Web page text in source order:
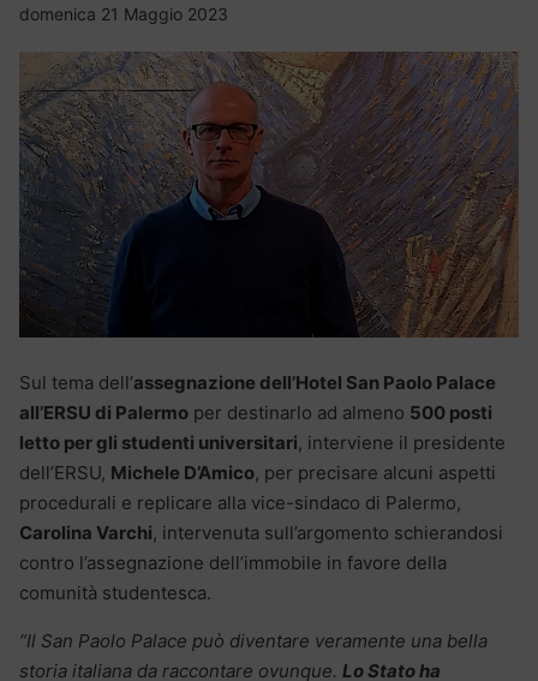
domenica 21 Maggio 2023
Sul tema dell’assegnazione dell’Hotel San Paolo Palace
all’ERSU di Palermo per destinarlo ad almeno 500 posti
letto per gli studenti universitari, interviene il presidente
dell’ERSU, Michele D’Amico, per precisare alcuni aspetti
procedurali e replicare alla vice-sindaco di Palermo,
Carolina Varchi, intervenuta sull’argomento schierandosi
contro l’assegnazione dell’immobile in favore della
comunità studentesca.
“Il San Paolo Palace può diventare veramente una bella
storia italiana da raccontare ovunque. Lo Stato ha